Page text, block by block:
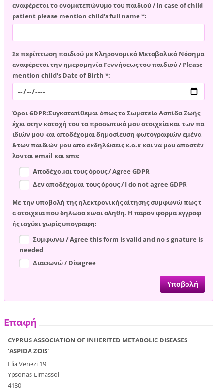
αναφέρεται το ονοματεπώνυμο του παιδιού / In case of child
patient please mention child's full name *:
Σε περίπτωση παιδιού με Κληρονομικό Μεταβολικό Νόσημα
αναφέρεται την ημερομηνία Γεννήσεως του παιδιού / Please
mention child's Date of Birth *:
Όροι GDPR:Συγκατατίθεμαι όπως το Σωματείο Ασπίδα Ζωής
έχει στην κατοχή του τα προσωπικά μου στοιχεία και των πα
ιδιών μου και αποδέχομαι δημοσίευση φωτογραφιών εμένα
&των παιδιών μου απο εκδηλώσεις κ.ο.κ και να μου αποστέν
λονται email και sms:
Αποδέχομαι τους όρους / Agree GDPR
Δεν αποδέχομαι τους όρους / I do not agree GDPR
Με την υποβολή της ηλεκτρονικής αίτησης συμφωνώ πως τ
α στοιχεία που δήλωσα είναι αληθή. Η παρόν φόρμα εγγραφ
ής ισχύει χωρίς υπογραφή:
Συμφωνώ / Agree this form is valid and no signature is
needed
Διαφωνώ / Disagree
Επαφή
CYPRUS ASSOCIATION OF INHERITED METABOLIC DISEASES
'ASPIDA ZOIS'
Elia Venezi 19
Ypsonas-Limassol
4180